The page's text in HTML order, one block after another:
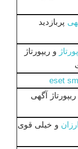
پربازدید
و ریپورتاژ
ریپورتاژ آگهی
و خیلی قوی